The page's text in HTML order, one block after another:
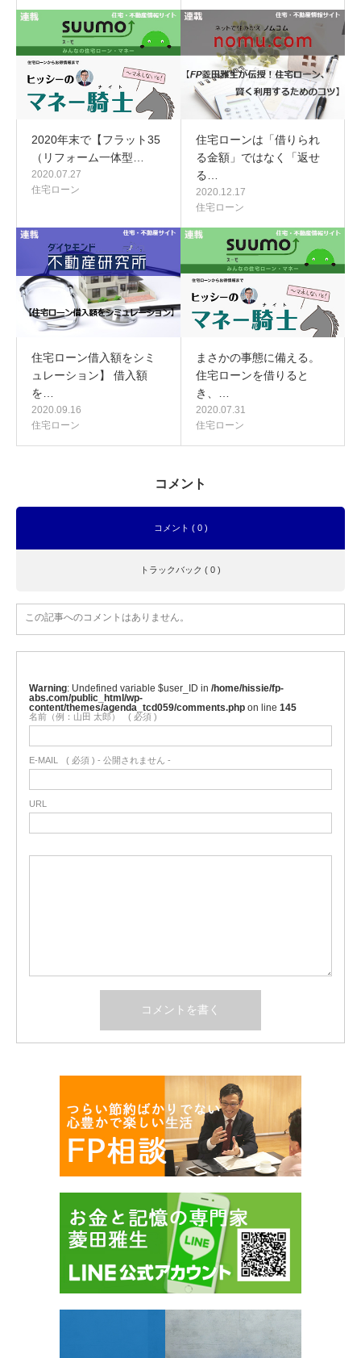
2020年末で【フラット35
（リフォーム一体型…
2020.07.27
住宅ローン
住宅ローンは「借りられ
る金額」ではなく「返せ
る…
2020.12.17
住宅ローン
住宅ローン借入額をシミ
ュレーション】 借入額
を…
2020.09.16
住宅ローン
まさかの事態に備える。
住宅ローンを借りると
き、…
2020.07.31
住宅ローン
コメント
コメント ( 0 )
トラックバック ( 0 )
この記事へのコメントはありません。
Warning : Undefined variable $user_ID in /home/hissie/fp-
abs.com/public_html/wp-
content/themes/agenda_tcd059/comments.php on line 145
名前（例：山田 太郎） ( 必須 )
E-MAIL ( 必須 ) - 公開されません -
URL